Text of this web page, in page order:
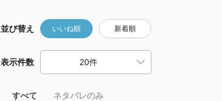
並び替え いいね順 新着順
表示件数
すべて ネタバレのみ